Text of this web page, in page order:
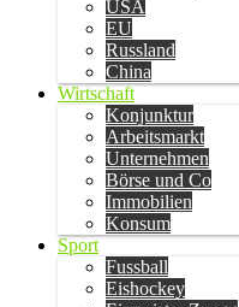
USA
EU
Russland
China
Wirtschaft
Konjunktur
Arbeitsmarkt
Unternehmen
Börse und Co
Immobilien
Konsum
Sport
Fussball
Eishockey